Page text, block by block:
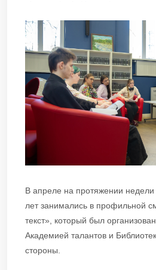
В апреле на протяжении
лет занимались в профильной
текст», который был
Академией талантов и
стороны.